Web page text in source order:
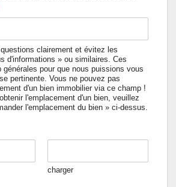
clairement et évitez les
d'informations » ou similaires. Ces
pour que nous puissions vous
pertinente. Vous ne pouvez pas
d'un bien immobilier via ce champ !
l'emplacement d'un bien, veuillez
l'emplacement du bien » ci-dessus.
charger